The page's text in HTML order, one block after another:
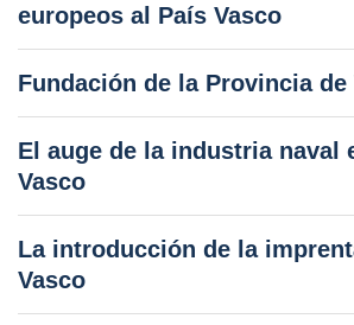
europeos al País Vasco
Fundación de la Provincia de
El auge de la industria naval
Vasco
La introducción de la
Vasco